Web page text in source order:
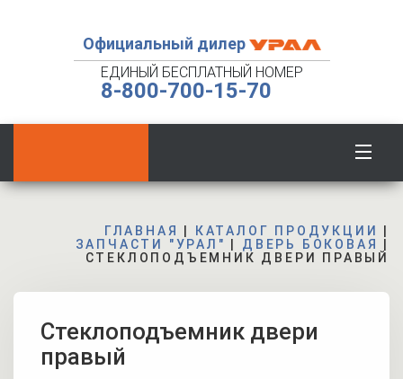
Официальный дилер
ЕДИНЫЙ БЕСПЛАТНЫЙ НОМЕР
8-800-700-15-70
ГЛАВНАЯ КАТАЛОГ ПРОДУКЦИИ
ЗАПЧАСТИ "УРАЛ"
ДВЕРЬ БОКОВАЯ
СТЕКЛОПОДЪЕМНИК ДВЕРИ ПРАВЫЙ
Стеклоподъемник двери
правый